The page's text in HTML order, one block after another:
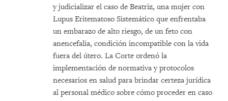
y judicializar el caso de Beatriz, una mujer con
Lupus Eritematoso Sistemático que enfrentaba
un embarazo de alto riesgo, de un feto con
anencefalia, condición incompatible con la vida
fuera del útero. La Corte ordenó la
implementación de normativa y protocolos
necesarios en salud para brindar certeza jurídica
al personal médico sobre cómo proceder en caso